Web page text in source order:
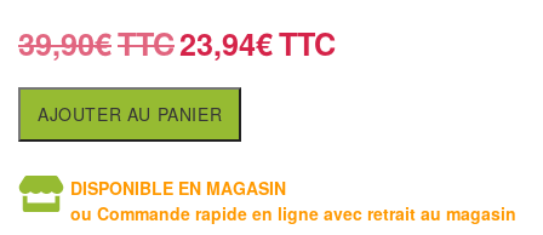
Livres
en
anglais
Livres
en
39,90€ 23,94€
AJOUTER AU PANIER
DISPONIBLE EN MAGASIN
ou Commande rapide en ligne avec retrait au magasin